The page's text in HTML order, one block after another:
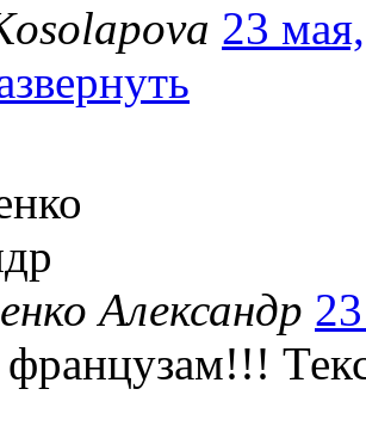
23
Александр
французам!!!